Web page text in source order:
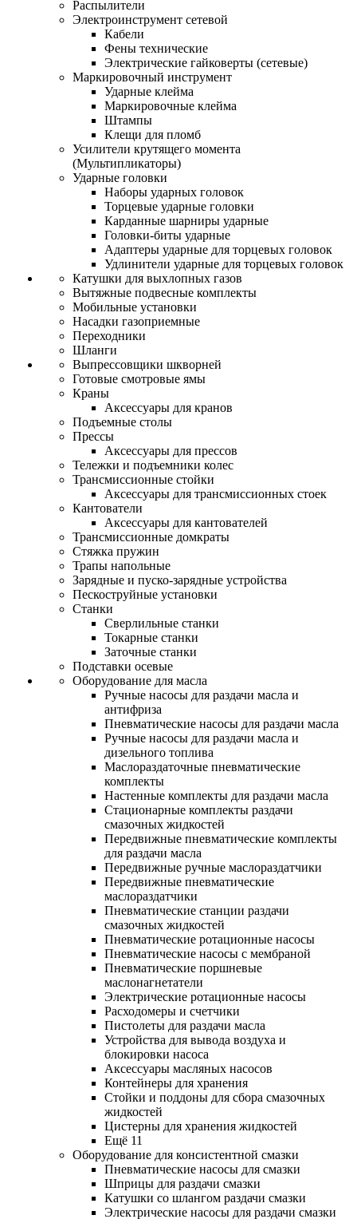
Распылители
Электроинструмент сетевой
Кабели
Фены технические
Электрические гайковерты (сетевые)
Маркировочный инструмент
Ударные клейма
Маркировочные клейма
Штампы
Клещи для пломб
Усилители крутящего момента
(Мультипликаторы)
Ударные головки
Наборы ударных головок
Торцевые ударные головки
Карданные шарниры ударные
Головки-биты ударные
Адаптеры ударные для торцевых головок
Удлинители ударные для торцевых головок
Катушки для выхлопных газов
Вытяжные подвесные комплекты
Мобильные установки
Насадки газоприемные
Переходники
Шланги
Выпрессовщики шкворней
Готовые смотровые ямы
Краны
Аксессуары для кранов
Подъемные столы
Прессы
Аксессуары для прессов
Тележки и подъемники колес
Трансмиссионные стойки
Аксессуары для трансмиссионных стоек
Кантователи
Аксессуары для кантователей
Трансмиссионные домкраты
Стяжка пружин
Трапы напольные
Зарядные и пуско-зарядные устройства
Пескоструйные установки
Станки
Сверлильные станки
Токарные станки
Заточные станки
Подставки осевые
Оборудование для масла
Ручные насосы для раздачи масла и
антифриза
Пневматические насосы для раздачи масла
Ручные насосы для раздачи масла и
дизельного топлива
Маслораздаточные пневматические
комплекты
Настенные комплекты для раздачи масла
Стационарные комплекты раздачи
смазочных жидкостей
Передвижные пневматические комплекты
для раздачи масла
Передвижные ручные маслораздатчики
Передвижные пневматические
маслораздатчики
Пневматические станции раздачи
смазочных жидкостей
Пневматические ротационные насосы
Пневматические насосы с мембраной
Пневматические поршневые
маслонагнетатели
Электрические ротационные насосы
Расходомеры и счетчики
Пистолеты для раздачи масла
Устройства для вывода воздуха и
блокировки насоса
Аксессуары масляных насосов
Контейнеры для хранения
Стойки и поддоны для сбора смазочных
жидкостей
Цистерны для хранения жидкостей
Ещё 11
Оборудование для консистентной смазки
Пневматические насосы для смазки
Шприцы для раздачи смазки
Катушки со шлангом раздачи смазки
Электрические насосы для раздачи смазки